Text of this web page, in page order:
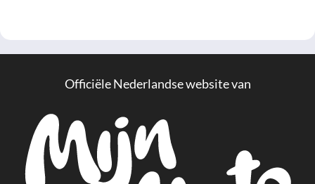
Officiële Nederlandse website van